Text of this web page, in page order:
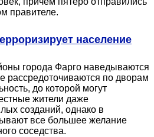
правителе.
население
города Фарго наведываются
рассредоточиваются по дворам
до которой могут
жители даже
созданий, однако в
все большее желание
соседства.